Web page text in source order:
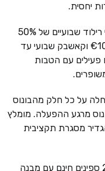
יחסית.
לשחקנים קבועים, RoySpins מציע בונוסי רילוד שבועיים של 50%
עד €100, בונוס קריפטו של 150% עד €100 וקאשבק שבועי עד
פעילים עם הטבות
חשוב לשים לב שדרישת ההימור של x30 חלה על כל חלק מהבונוס
ימים לניצול הבונוס מרגע ההפעלה. מומלץ
מסגרת תקציבית
חבילת קבלת פנים עד 250% + 200 ספינים חינם עם מבנה